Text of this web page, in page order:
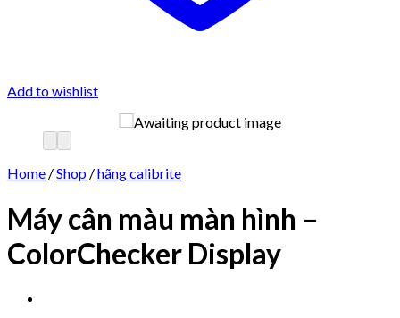
Add to wishlist
Home /Shop /hãng calibrite
Máy cân màu màn hình –
ColorChecker Display